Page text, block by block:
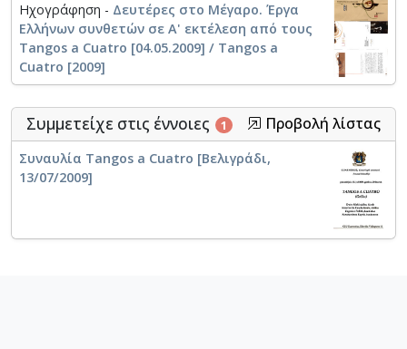
Ηχογράφηση - Δευτέρες στο Μέγαρο. Έργα
Ελλήνων συνθετών σε Α' εκτέλεση από τους
Tangos a Cuatro [04.05.2009] / Tangos a
Cuatro [2009]
Συμμετείχε στις έννοιες 1 Προβολή λίστας
Συναυλία Tangos a Cuatro [Βελιγράδι,
13/07/2009]